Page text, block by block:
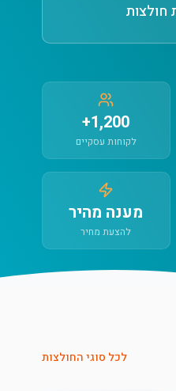
חולצות
1,200+
לקוחות עסקיים
מענה מהיר
להצעת מחיר
לכל סוגי החולצות